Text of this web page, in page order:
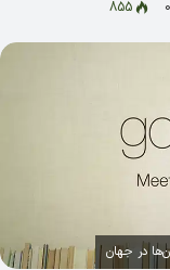
0
855
در جهان